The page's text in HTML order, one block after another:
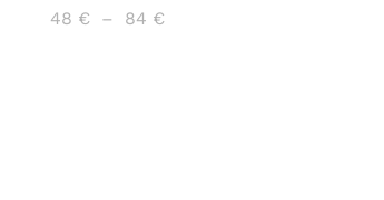
48 € – 84 €Plage